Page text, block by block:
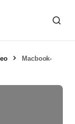
Macbook-